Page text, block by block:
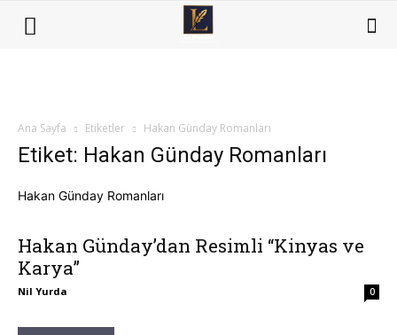
Ana Sayfa Etiketler Hakan Günday Romanları
Etiket: Hakan Günday Romanları
Hakan Günday Romanları
Hakan Günday’dan Resimli “Kinyas ve
Karya”
Nil Yurda 0